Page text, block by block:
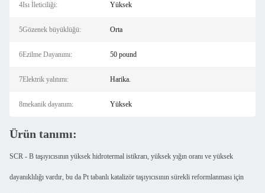
4Isı İleticiliği: Yüksek
5Gözenek büyüklüğü: Orta
6Ezilme Dayanımı: 50 pound
7Elektrik yalıtımı: Harika.
8mekanik dayanım: Yüksek
Ürün tanımı:
SCR - B taşıyıcısının yüksek hidrotermal istikrarı, yüksek yığın oranı ve yüksek
dayanıklılığı vardır, bu da Pt tabanlı katalizör taşıyıcısının sürekli reformlanması için